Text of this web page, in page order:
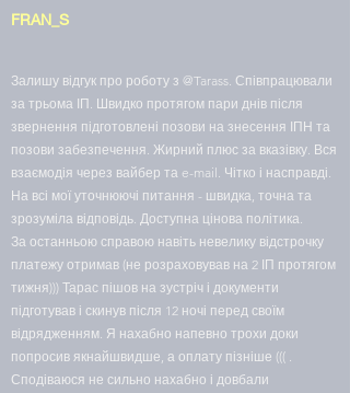
FRAN_S
Залишу відгук про роботу з @Tarass. Співпрацювали
за трьома ІП. Швидко протягом пари днів після
звернення підготовлені позови на знесення ІПН та
позови забезпечення. Жирний плюс за вказівку. Вся
взаємодія через вайбер та e-mail. Чітко і насправді.
На всі мої уточнюючі питання - швидка, точна та
зрозуміла відповідь. Доступна цінова політика.
За останньою справою навіть невелику відстрочку
платежу отримав (не розраховував на 2 ІП протягом
тижня))) Тарас пішов на зустріч і документи
підготував і скинув після 12 ночі перед своїм
відрядженням. Я нахабно напевно трохи доки
попросив якнайшвидше, а оплату пізніше ((( .
Сподіваюся не сильно нахабно і довбали